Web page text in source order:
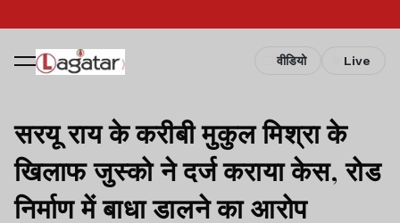
वीडियो Live
सरयू राय के करीबी मुकुल मिश्रा के
खिलाफ जुस्को ने दर्ज कराया केस, रोड
निर्माण में बाधा डालने का आरोप